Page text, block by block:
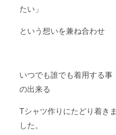
たい」
という想いを兼ね合わせ
いつでも誰でも着用する事
の出来る
Tシャツ作りにたどり着きま
した。